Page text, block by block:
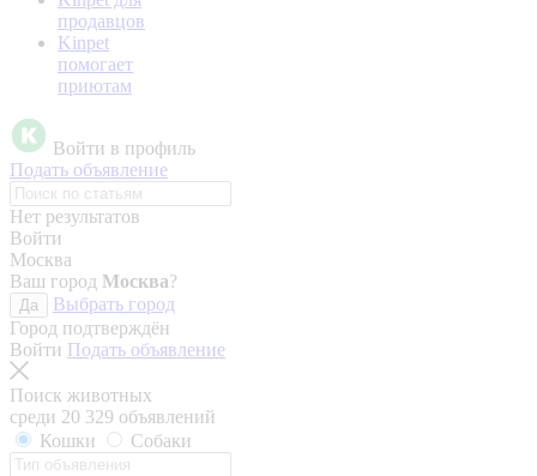
продавцов
Kinpet
помогает
приютам
Войти в профиль
Подать объявление
Нет результатов
Войти
Москва
Ваш город Москва?
Да
Выбрать город
Город подтверждён
Войти Подать объявление
Поиск животных
среди 20 329 объявлений
Кошки
Собаки